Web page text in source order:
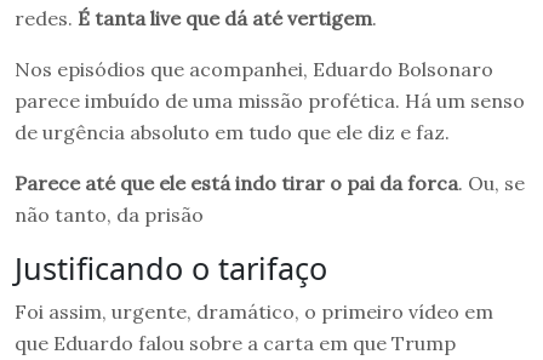
redes. É tanta live que dá até vertigem.
Nos episódios que acompanhei, Eduardo Bolsonaro
parece imbuído de uma missão profética. Há um senso
de urgência absoluto em tudo que ele diz e faz.
Parece até que ele está indo tirar o pai da forca. Ou, se
não tanto, da prisão
Justificando o tarifaço
Foi assim, urgente, dramático, o primeiro vídeo em
que Eduardo falou sobre a carta em que Trump